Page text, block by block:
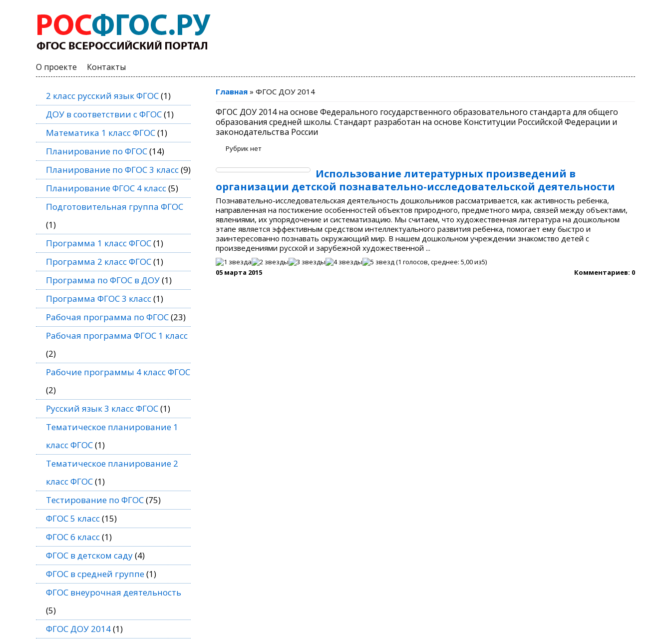
О проекте Контакты
Главная » ФГОС ДОУ 2014
ФГОС ДОУ 2014 на основе Федерального государственного образовательного стандарта для общего
образования средней школы. Стандарт разработан на основе Конституции Российской Федерации и
законодательства России
Рубрик нет
Использование литературных произведений в
организации детской познавательно-исследовательской деятельности
Познавательно-исследовательская деятельность дошкольников рассматривается, как активность ребенка,
направленная на постижение особенностей объектов природного, предметного мира, связей между объектами,
явлениями, их упорядочение и систематизацию. Мы считаем, что художественная литература на дошкольном
этапе является эффективным средством интеллектуального развития ребенка, помогает ему быстро и
заинтересованно познавать окружающий мир. В нашем дошкольном учреждении знакомство детей с
произведениями русской и зарубежной художественной ...
(1 голосов, среднее: 5,00из5)
05 марта 2015
Комментариев: 0
2 класс русский язык ФГОС(1)
ДОУ в соответствии с ФГОС(1)
Математика 1 класс ФГОС(1)
Планирование по ФГОС(14)
Планирование по ФГОС 3 класс(9)
Планирование ФГОС 4 класс(5)
Подготовительная группа ФГОС
(1)
Программа 1 класс ФГОС(1)
Программа 2 класс ФГОС(1)
Программа по ФГОС в ДОУ(1)
Программа ФГОС 3 класс(1)
Рабочая программа по ФГОС(23)
Рабочая программа ФГОС 1 класс
(2)
Рабочие программы 4 класс ФГОС
(2)
Русский язык 3 класс ФГОС(1)
Тематическое планирование 1
класс ФГОС(1)
Тематическое планирование 2
класс ФГОС(1)
Тестирование по ФГОС(75)
ФГОС 5 класс(15)
ФГОС 6 класс(1)
ФГОС в детском саду(4)
ФГОС в средней группе(1)
ФГОС внеурочная деятельность
(5)
ФГОС ДОУ 2014(1)